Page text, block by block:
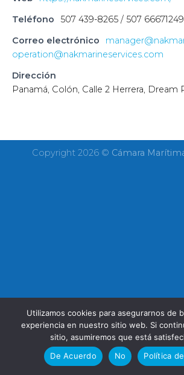
Teléfono
507 439-8265 / 507 66671249
Correo electrónico
operation@nakmarineservices.com
Dirección
Panamá, Colón, Calle 2 Herrera, Dream
Copyright 2026 © Cámara
Utilizamos cookies para asegurarnos de
experiencia en nuestro sitio web. Si
sitio, asumiremos que está
De Acuerdo
No Política